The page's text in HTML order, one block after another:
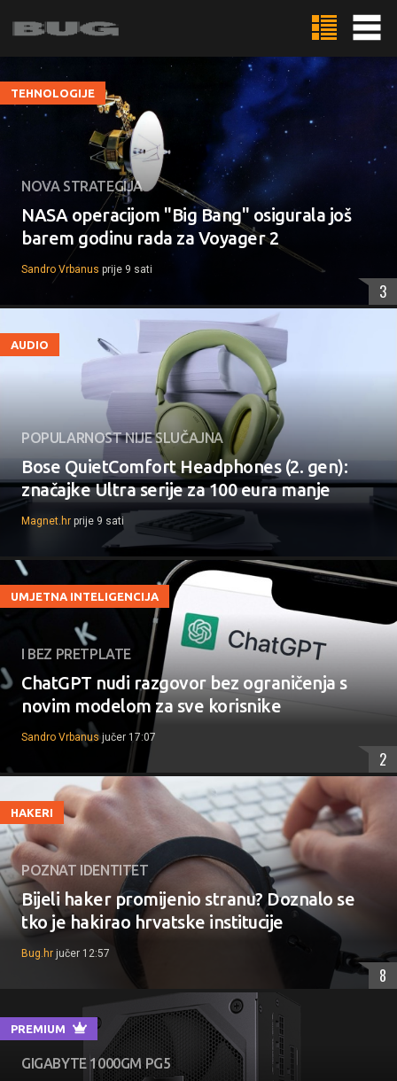
TEHNOLOGIJE
NOVA STRATEGIJA
NASA operacijom "Big Bang" osigurala još
barem godinu rada za Voyager 2
Sandro Vrbanus prije 9 sati
3
AUDIO
POPULARNOST NIJE SLUČAJNA
Bose QuietComfort Headphones (2. gen):
značajke Ultra serije za 100 eura manje
Magnet.hr prije 9 sati
UMJETNA INTELIGENCIJA
I BEZ PRETPLATE
ChatGPT nudi razgovor bez ograničenja s
novim modelom za sve korisnike
Sandro Vrbanus jučer 17:07
2
HAKERI
POZNAT IDENTITET
Bijeli haker promijenio stranu? Doznalo se
tko je hakirao hrvatske institucije
Bug.hr jučer 12:57
8
PREMIUM
GIGABYTE 1000GM PG5